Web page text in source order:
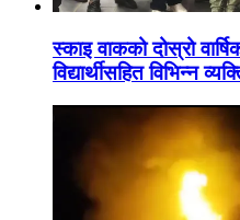
स्काइ वाकको दोस्रो
विद्यार्थीसहित विभिन्न